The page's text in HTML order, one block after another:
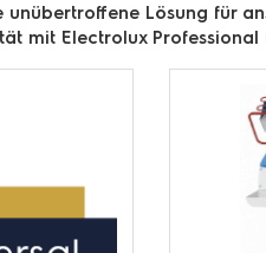
Lösung für
mit Electrolux Professional